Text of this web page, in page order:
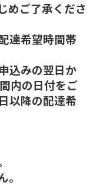
めご了承くださ
達希望時間帯
込みの翌日か
内の日付をご
以降の配達希